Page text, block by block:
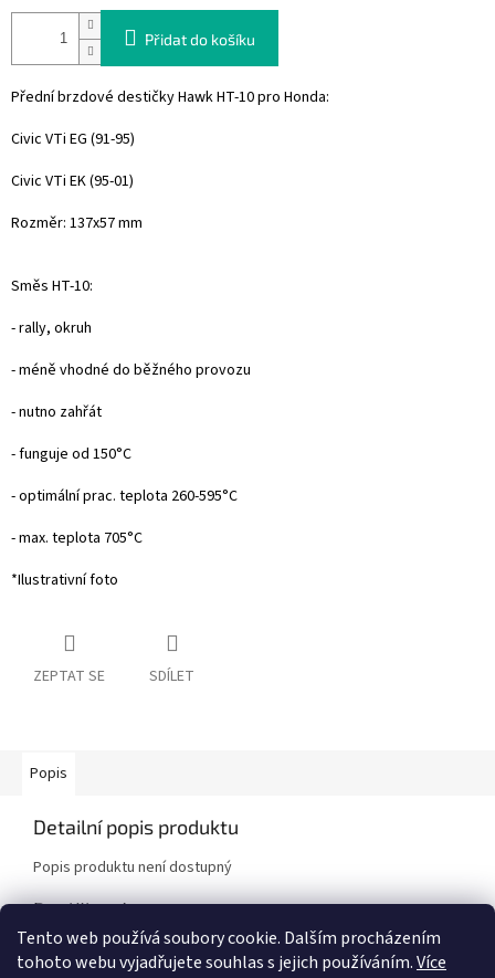
Tento web používá soubory cookie. Dalším procházením
tohoto webu vyjadřujete souhlas s jejich používáním.Více
Přidat do košíku
Přední brzdové destičky Hawk HT-10 pro Honda:
Civic VTi EG (91-95)
Civic VTi EK (95-01)
Rozměr: 137x57 mm
Směs HT-10:
- rally, okruh
- méně vhodné do běžného provozu
- nutno zahřát
- funguje od 150°C
- optimální prac. teplota 260-595°C
- max. teplota 705°C
*Ilustrativní foto
ZEPTAT SE SDÍLET
Popis
Detailní popis produktu
Popis produktu není dostupný
Doplňkové parametry
Kategorie:
Brzdové destičky